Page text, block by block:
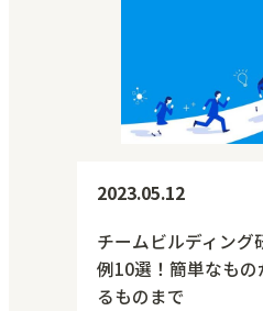
2023.05.12
チームビルディング
例10選！簡単なも
るものまで